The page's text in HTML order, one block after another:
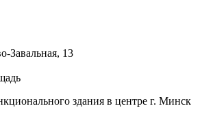
Завальная, 13
здания в центре г. Минск